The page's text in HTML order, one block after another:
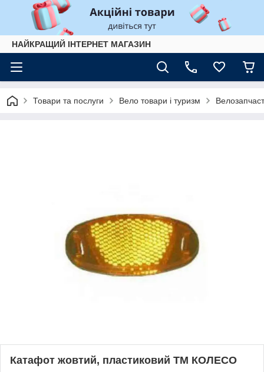
НАЙКРАЩИЙ ІНТЕРНЕТ МАГАЗИН
Товари та послуги Вело товари і туризм
Катафот жовтий, пластиковий ТМ КОЛЕСО